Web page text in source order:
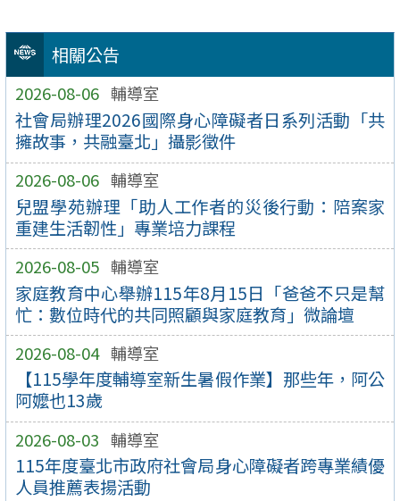
相關公告
2026-08-06 輔導室
社會局辦理2026國際身心障礙者日系列活動「共
擁故事，共融臺北」攝影徵件
2026-08-06 輔導室
兒盟學苑辦理「助人工作者的災後行動：陪案家
重建生活韌性」專業培力課程
2026-08-05 輔導室
家庭教育中心舉辦115年8月15日「爸爸不只是幫
忙：數位時代的共同照顧與家庭教育」微論壇
2026-08-04 輔導室
【115學年度輔導室新生暑假作業】那些年，阿公
阿嬤也13歲
2026-08-03 輔導室
115年度臺北市政府社會局身心障礙者跨專業績優
人員推薦表揚活動